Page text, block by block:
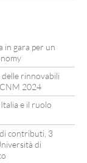
in gara per un
delle rinnovabili
CNM 2024
e il ruolo
contributi, 3
di